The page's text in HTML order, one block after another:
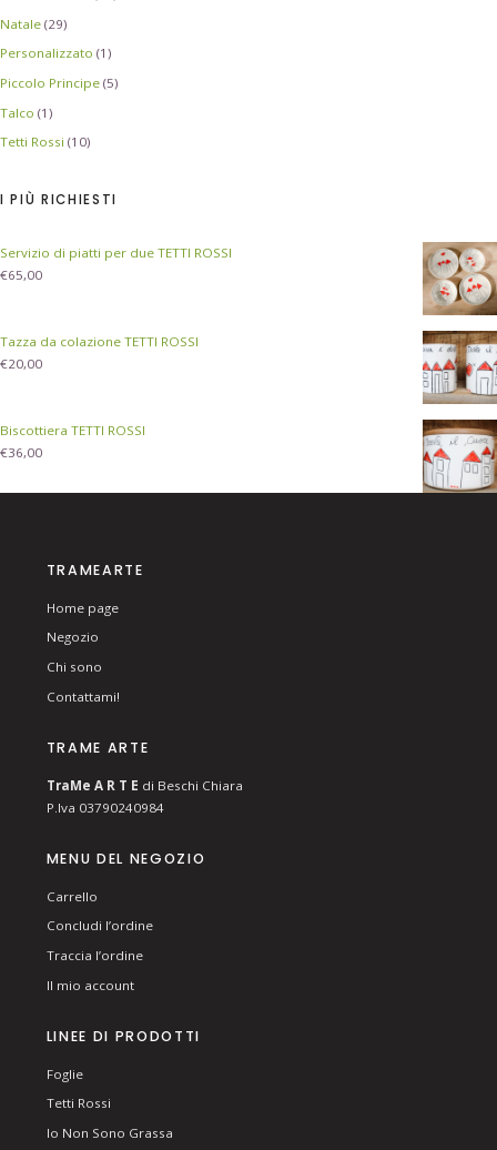
Natale (29)
Personalizzato (1)
Piccolo Principe (5)
Talco (1)
Tetti Rossi (10)
I PIÙ RICHIESTI
Servizio di piatti per due TETTI ROSSI
€65,00
Tazza da colazione TETTI ROSSI
€20,00
Biscottiera TETTI ROSSI
€36,00
TRAMEARTE
Home page
Negozio
Chi sono
Contattami!
TRAME ARTE
TraMe A R T E di Beschi Chiara
P.Iva 03790240984
MENU DEL NEGOZIO
Carrello
Concludi l’ordine
Traccia l’ordine
Il mio account
LINEE DI PRODOTTI
Foglie
Tetti Rossi
Io Non Sono Grassa